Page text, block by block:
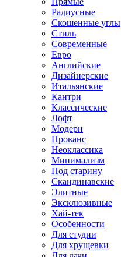
Радиусные
Скошенные углы
Стиль
Современные
Евро
Английские
Дизайнерские
Итальянские
Кантри
Классические
Лофт
Модерн
Прованс
Неоклассика
Минимализм
Под старину
Скандинавские
Элитные
Эксклюзивные
Хай-тек
Особенности
Для студии
Для хрущевки